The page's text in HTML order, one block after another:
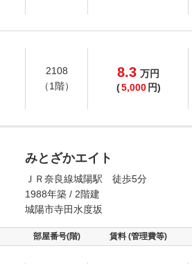
2108
（1階）
8.3 万円
(5,000 円)
みとざかエイト
ＪＲ奈良線城陽駅 徒歩5分
1988年築 / 2階建
城陽市寺田水度坂
部屋番号(階) 賃料 (管理費等)